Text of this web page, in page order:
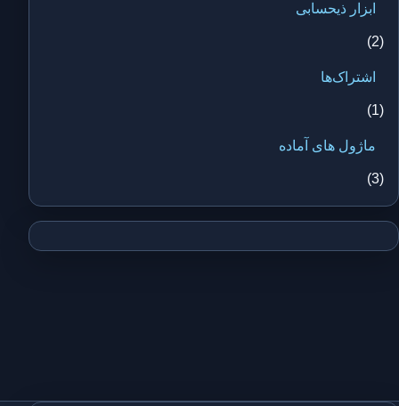
ابزار ذیحسابی
(2)
اشتراک‌ها
(1)
ماژول های آماده
(3)